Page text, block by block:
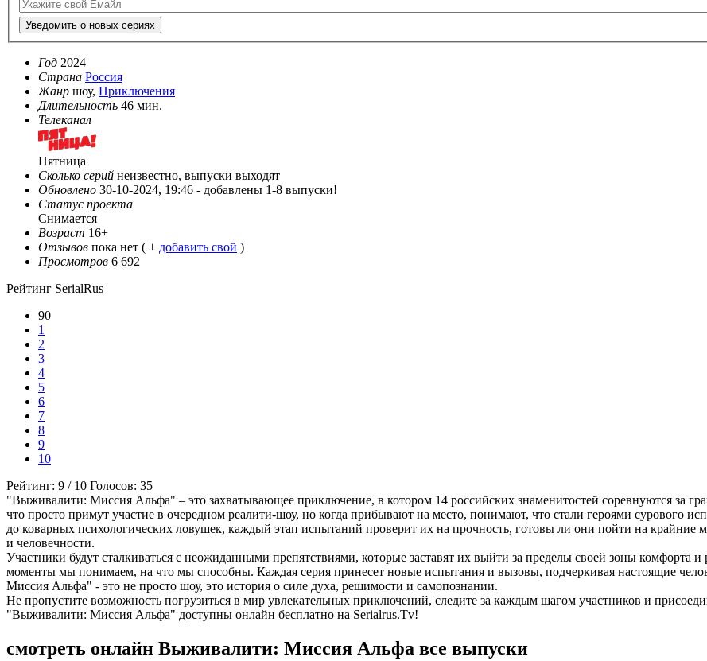
Уведомить о новых сериях
Год 2024
Страна Россия
Жанр шоу, Приключения
Длительность 46 мин.
Телеканал
Пятница
Сколько серий неизвестно, выпуски выходят
Обновлено 30-10-2024, 19:46 - добавлены 1-8 выпуски!
Статус проекта
Снимается
Возраст 16+
Отзывов пока нет ( + добавить свой )
Просмотров 6 692
Рейтинг SerialRus
90
1
2
3
4
5
6
7
8
9
10
Рейтинг: 9 / 10 Голосов: 35
"Выживалити: Миссия Альфа" – это захватывающее приключение, в котором 14 российских знаменитостей соревнуются за
что просто примут участие в очередном реалити-шоу, но когда прибывают на место, понимают, что стали героями сурового
до коварных психологических ловушек, каждый этап испытаний проверит их на прочность, готовы ли они пойти на
и человечности.
Участники будут сталкиваться с неожиданными препятствиями, которые заставят их выйти за пределы своей зоны комфорта
моменты мы понимаем, на что мы способны. Каждая серия принесет новые испытания и вызовы, подчеркивая настоящие
Миссия Альфа" - это не просто шоу, это история о силе духа, решимости и самопознании.
Не пропустите возможность погрузиться в мир увлекательных приключений, следите за каждым шагом участников и
"Выживалити: Миссия Альфа" доступны онлайн бесплатно на Serialrus.Tv!
смотреть онлайн Выживалити: Миссия Альфа все выпуски